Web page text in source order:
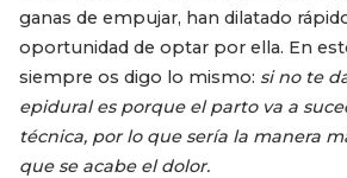
ganas de empujar, han dilatado
oportunidad de optar por ella. En
siempre os digo lo mismo: si no te
epidural es porque el parto va a
técnica, por lo que sería la manera
que se acabe el dolor.